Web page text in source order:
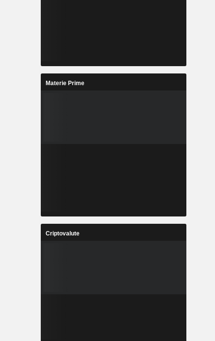
Materie Prime
Criptovalute